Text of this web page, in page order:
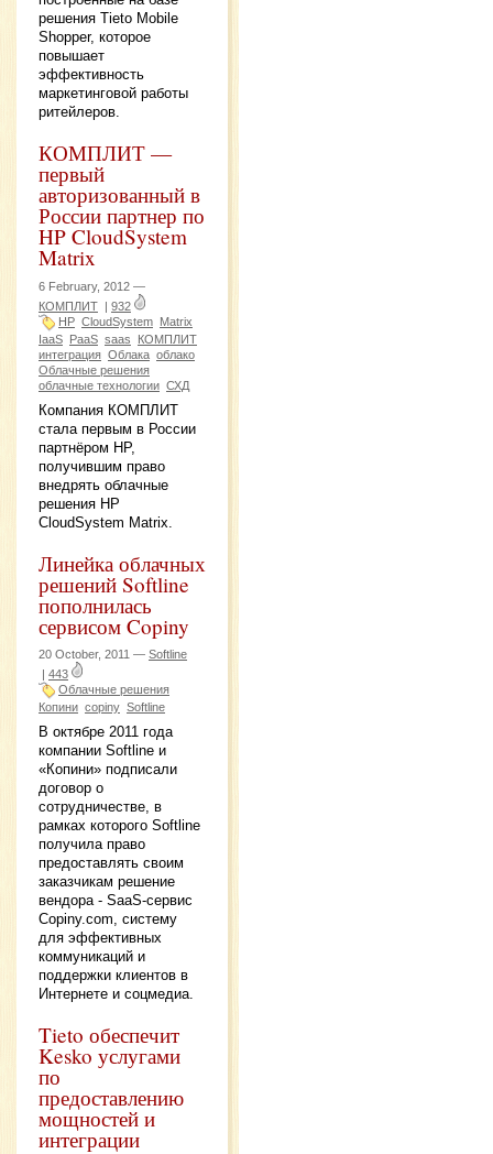
решения Tieto Mobile
Shopper, которое
повышает
эффективность
маркетинговой работы
ритейлеров.
КОМПЛИТ —
первый
авторизованный в
России партнер по
HP CloudSystem
Matrix
6 February, 2012 —
КОМПЛИТ
932
HP CloudSystem Matrix
IaaS
PaaS saas
КОМПЛИТ
интеграция Облака облако
Облачные решения
облачные технологии СХД
Компания КОМПЛИТ
стала первым в России
партнёром HP,
получившим право
внедрять облачные
решения HP
CloudSystem Matrix.
Линейка облачных
решений Softline
пополнилась
сервисом Copiny
20 October, 2011 — Softline
443
Облачные решения
Копини copiny Softline
В октябре 2011 года
компании Softline и
«Копини» подписали
договор о
сотрудничестве, в
рамках которого Softline
получила право
предоставлять своим
заказчикам решение
вендора - SaaS-сервис
Copiny.com, систему
для эффективных
коммуникаций и
поддержки клиентов в
Интернете и соцмедиа.
Tieto обеспечит
Kesko услугами
по
предоставлению
мощностей и
интеграции